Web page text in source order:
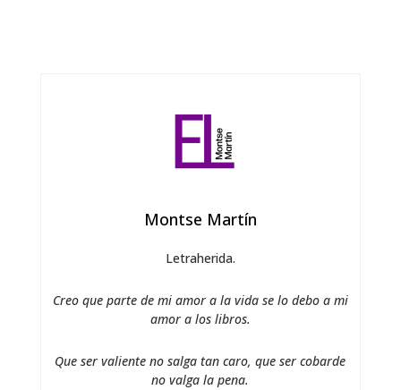
Montse Martín
Letraherida.
Creo que parte de mi amor a la vida se lo debo a mi
amor a los libros.
Que ser valiente no salga tan caro, que ser cobarde
no valga la pena.